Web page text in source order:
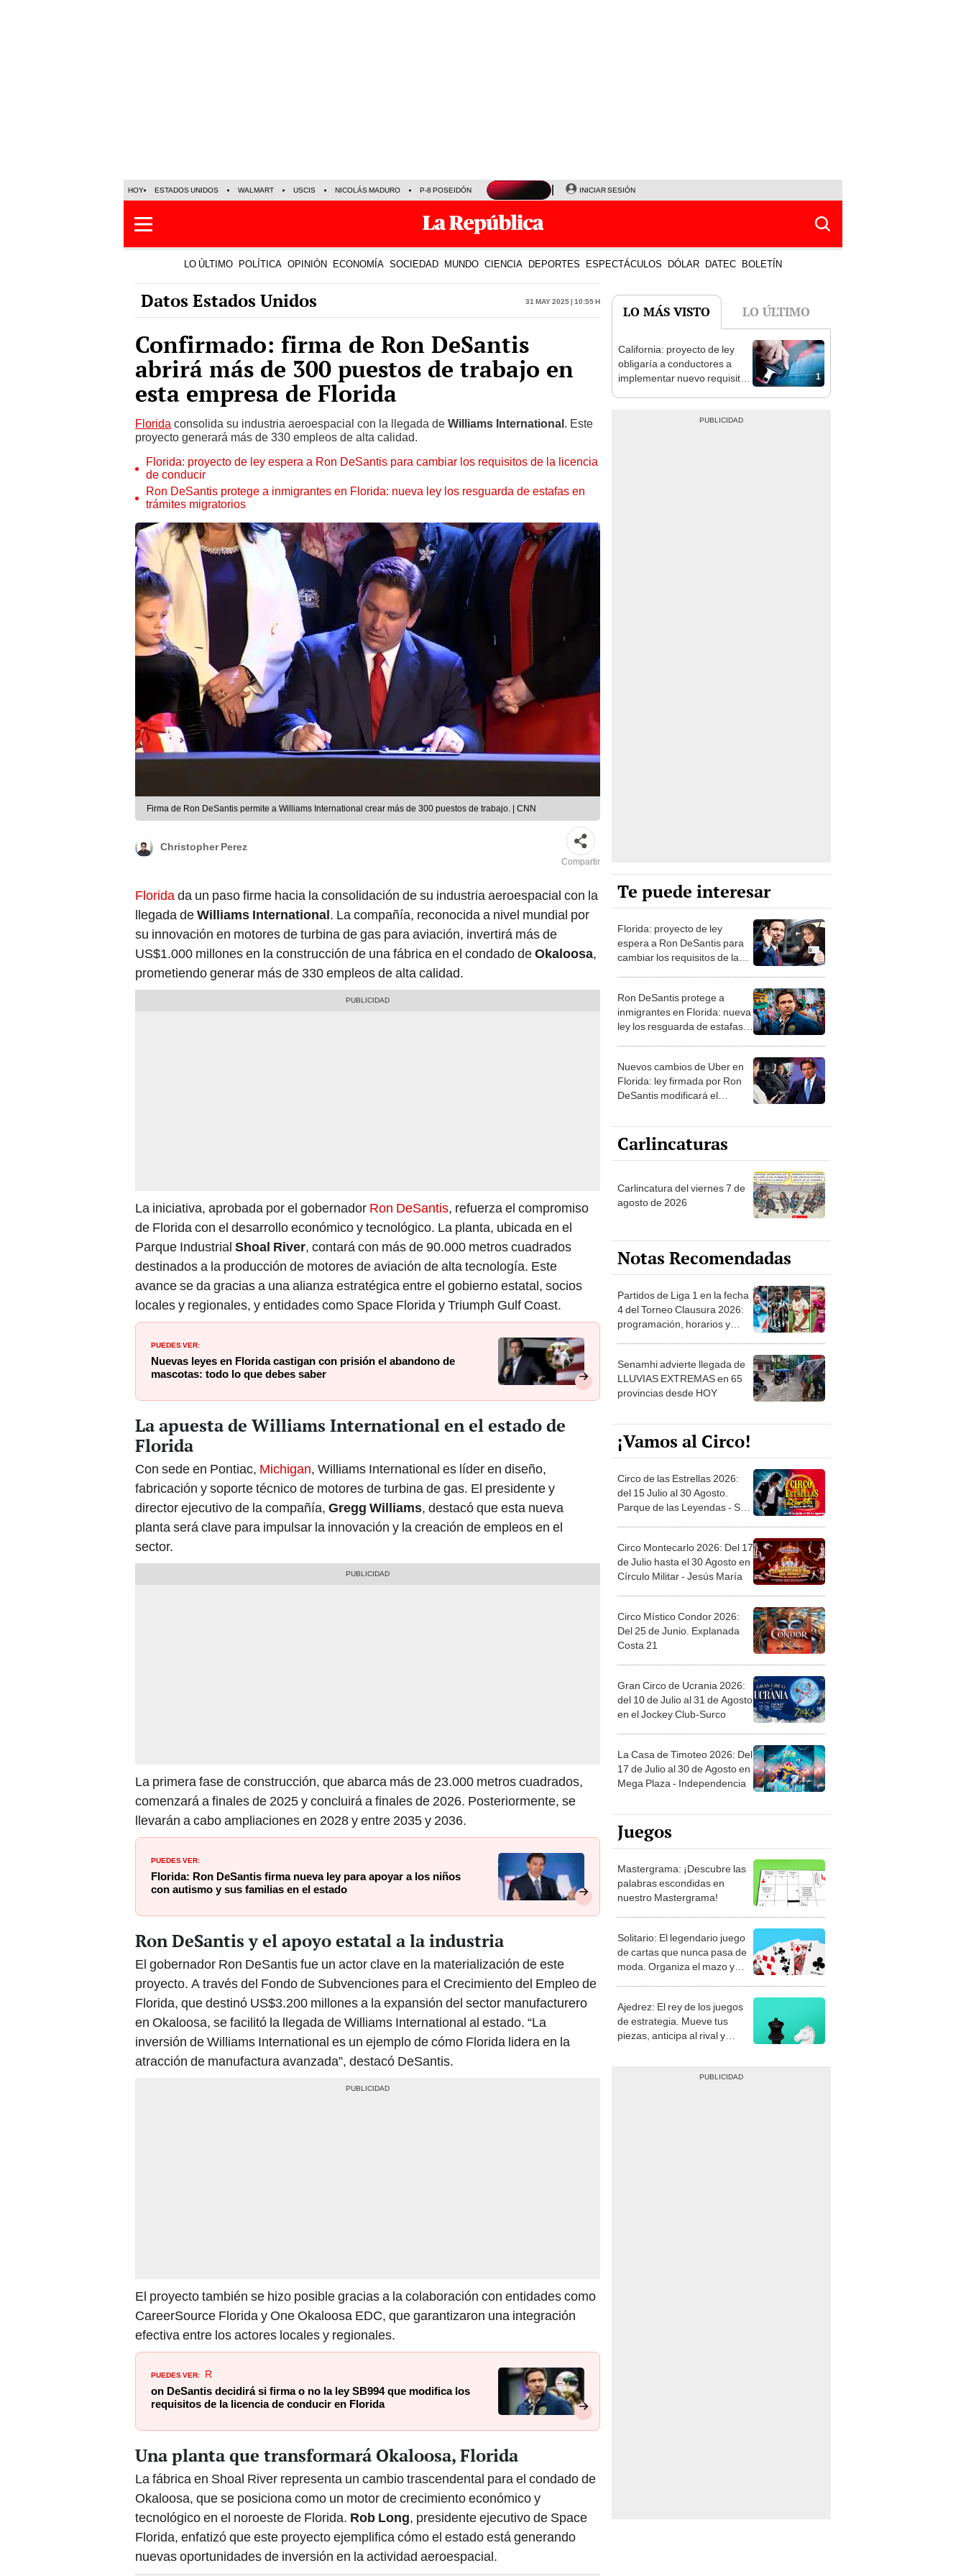
HOY ESTADOS UNIDOS WALMART USCIS NICOLÁS MADURO P-8 POSEIDÓN INICIAR SESIÓN
LO ÚLTIMO POLÍTICA OPINIÓN ECONOMÍA SOCIEDAD MUNDO CIENCIA DEPORTES ESPECTÁCULOS DÓLAR DATEC BOLETÍN
Datos Estados Unidos 31 May 2025 | 10:55 h
Confirmado: firma de Ron DeSantis
abrirá más de 300 puestos de trabajo en
esta empresa de Florida
Florida consolida su industria aeroespacial con la llegada de Williams International. Este
proyecto generará más de 330 empleos de alta calidad.
Florida: proyecto de ley espera a Ron DeSantis para cambiar los requisitos de la licencia
de conducir
Ron DeSantis protege a inmigrantes en Florida: nueva ley los resguarda de estafas en
trámites migratorios
Firma de Ron DeSantis permite a Williams International crear más de 300 puestos de trabajo. | CNN
Christopher Perez
Compartir
Floridada un paso firme hacia la consolidación de su industria aeroespacial con la
llegada deWilliams International. La compañía, reconocida a nivel mundial por
su innovación en motores de turbina de gas para aviación, invertirá más de
US$1.000 millones en la construcción de una fábrica en el condado deOkaloosa,
prometiendo generar más de 330 empleos de alta calidad.
La iniciativa, aprobada por el gobernador Ron DeSantis, refuerza el compromiso
de Florida con el desarrollo económico y tecnológico. La planta, ubicada en el
Parque Industrial Shoal River, contará con más de 90.000 metros cuadrados
destinados a la producción de motores de aviación de alta tecnología. Este
avance se da gracias a una alianza estratégica entre el gobierno estatal, socios
locales y regionales, y entidades como Space Florida y Triumph Gulf Coast.
PUEDES VER:
Nuevas leyes en Florida castigan con prisión el abandono de
mascotas: todo lo que debes saber
La apuesta de Williams International en el estado de
Florida
Con sede en Pontiac, Michigan, Williams International es líder en diseño,
fabricación y soporte técnico de motores de turbina de gas. El presidente y
director ejecutivo de la compañía, Gregg Williams, destacó que esta nueva
planta será clave para impulsar la innovación y la creación de empleos en el
sector.
La primera fase de construcción, que abarca más de 23.000 metros cuadrados,
comenzará a finales de 2025 y concluirá a finales de 2026. Posteriormente, se
llevarán a cabo ampliaciones en 2028 y entre 2035 y 2036.
PUEDES VER:
Florida: Ron DeSantis firma nueva ley para apoyar a los niños
con autismo y sus familias en el estado
Ron DeSantis y el apoyo estatal a la industria
El gobernador Ron DeSantis fue un actor clave en la materialización de este
proyecto. A través del Fondo de Subvenciones para el Crecimiento del Empleo de
Florida, que destinó US$3.200 millones a la expansión del sector manufacturero
en Okaloosa, se facilitó la llegada de Williams International al estado. “La
inversión de Williams International es un ejemplo de cómo Florida lidera en la
atracción de manufactura avanzada”, destacó DeSantis.
El proyecto también se hizo posible gracias a la colaboración con entidades como
CareerSource Florida y One Okaloosa EDC, que garantizaron una integración
efectiva entre los actores locales y regionales.
PUEDES VER: R
on DeSantis decidirá si firma o no la ley SB994 que modifica los
requisitos de la licencia de conducir en Florida
Una planta que transformará Okaloosa, Florida
La fábrica en Shoal River representa un cambio trascendental para el condado de
Okaloosa, que se posiciona como un motor de crecimiento económico y
tecnológico en el noroeste de Florida. Rob Long, presidente ejecutivo de Space
Florida, enfatizó que este proyecto ejemplifica cómo el estado está generando
nuevas oportunidades de inversión en la actividad aeroespacial.
LO MÁS VISTO LO ÚLTIMO
1
California: proyecto de ley
obligaría a conductores a
implementar nuevo requisito
Te puede interesar
Florida: proyecto de ley
espera a Ron DeSantis para
cambiar los requisitos de la
Ron DeSantis protege a
inmigrantes en Florida: nueva
ley los resguarda de estafas
Nuevos cambios de Uber en
Florida: ley firmada por Ron
DeSantis modificará el
Carlincaturas
Carlincatura del viernes 7 de
agosto de 2026
Notas Recomendadas
Partidos de Liga 1 en la fecha
4 del Torneo Clausura 2026:
programación, horarios y
Senamhi advierte llegada de
LLUVIAS EXTREMAS en 65
provincias desde HOY
¡Vamos al Circo!
Circo de las Estrellas 2026:
del 15 Julio al 30 Agosto.
Parque de las Leyendas - San
Circo Montecarlo 2026: Del 17
de Julio hasta el 30 Agosto en
Círculo Militar - Jesús María
Circo Místico Condor 2026:
Del 25 de Junio. Explanada
Costa 21
Gran Circo de Ucrania 2026:
del 10 de Julio al 31 de Agosto
en el Jockey Club-Surco
La Casa de Timoteo 2026: Del
17 de Julio al 30 de Agosto en
Mega Plaza - Independencia
Juegos
Mastergrama: ¡Descubre las
palabras escondidas en
nuestro Mastergrama!
Solitario: El legendario juego
de cartas que nunca pasa de
moda. Organiza el mazo y
Ajedrez: El rey de los juegos
de estrategia. Mueve tus
piezas, anticipa al rival y